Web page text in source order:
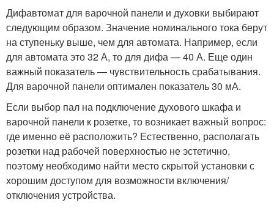
Дифавтомат для варочной панели и духовки выбирают
следующим образом. Значение номинального тока берут
на ступеньку выше, чем для автомата. Например, если
для автомата это 32 А, то для дифа — 40 А. Еще один
важный показатель — чувствительность срабатывания.
Для варочной панели оптимален показатель 30 мА.
Если выбор пал на подключение духового шкафа и
варочной панели к розетке, то возникает важный вопрос:
где именно её расположить? Естественно, располагать
розетки над рабочей поверхностью не эстетично,
поэтому необходимо найти место скрытой установки с
хорошим доступом для возможности включения/
отключения устройства.